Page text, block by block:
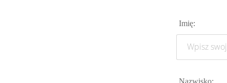
Imię:
Nazwisko: